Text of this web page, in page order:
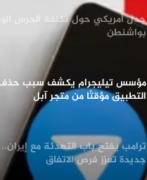
مؤسس تيليجرام يكشف سبب حذف
التطبيق مؤقتًا من متجر آبل
ترامب يفتح باب التهدئة مع إيران..
جديدة تعزز فرص الاتفاق
مقتل جنديين وإصابة 4
بانفجار عبوة ناسفة جنوب لبنان